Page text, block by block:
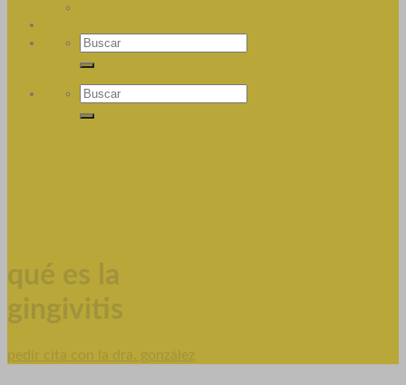
qué es la
gingivitis
pedir cita con la dra. gonzález